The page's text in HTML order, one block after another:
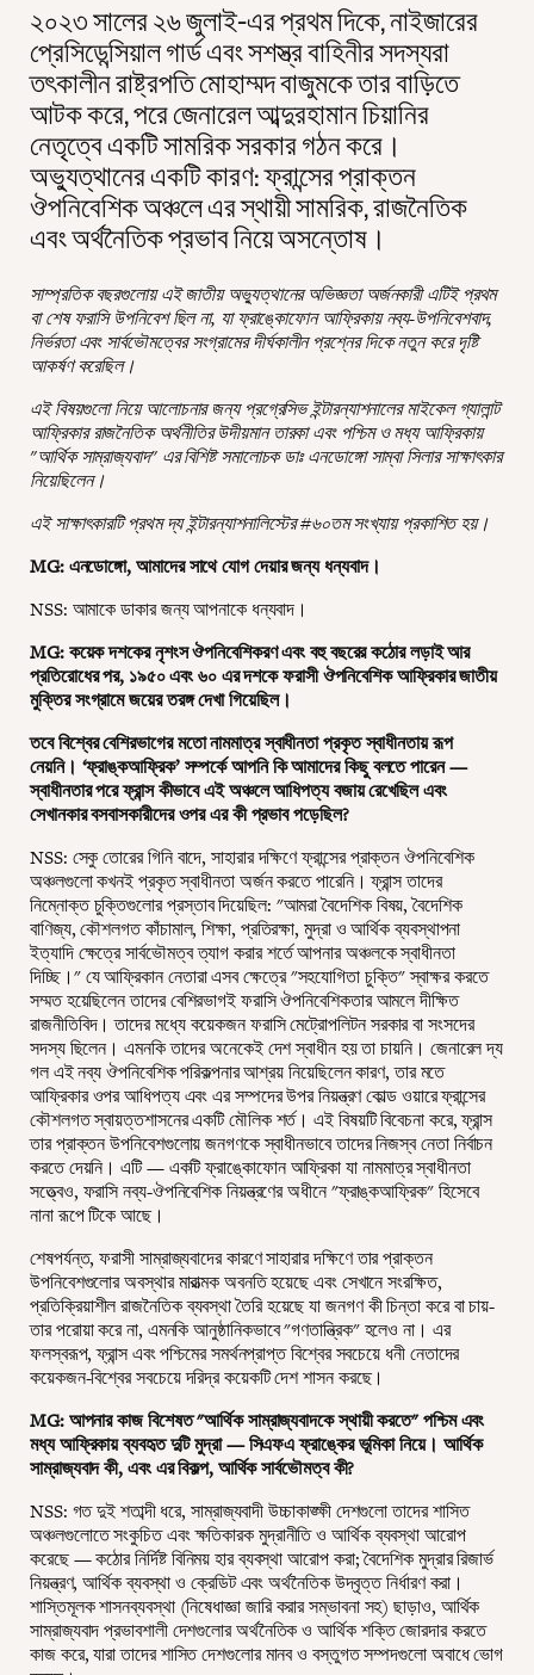
২০২৩ সালের ২৬ জুলাই-এর প্রথম দিকে, নাইজারের
প্রেসিডেন্সিয়াল গার্ড এবং সশস্ত্র বাহিনীর সদস্যরা
তৎকালীন রাষ্ট্রপতি মোহাম্মদ বাজুমকে তার বাড়িতে
আটক করে, পরে জেনারেল আব্দুরহামান চিয়ানির
নেতৃত্বে একটি সামরিক সরকার গঠন করে।
অভ্যুত্থানের একটি কারণ: ফ্রান্সের প্রাক্তন
ঔপনিবেশিক অঞ্চলে এর স্থায়ী সামরিক, রাজনৈতিক
এবং অর্থনৈতিক প্রভাব নিয়ে অসন্তোষ।
সাম্প্রতিক বছরগুলোয় এই জাতীয় অভ্যুত্থানের অভিজ্ঞতা অর্জনকারী এটিই প্রথম
বা শেষ ফরাসি উপনিবেশ ছিল না, যা ফ্রাঙ্কোফোন আফ্রিকায় নব্য-উপনিবেশবাদ,
নির্ভরতা এবং সার্বভৌমত্বের সংগ্রামের দীর্ঘকালীন প্রশ্নের দিকে নতুন করে দৃষ্টি
আকর্ষণ করেছিল।
এই বিষয়গুলো নিয়ে আলোচনার জন্য প্রগ্রেসিভ ইন্টারন্যাশনালের মাইকেল গ্যালান্ট
আফ্রিকার রাজনৈতিক অর্থনীতির উদীয়মান তারকা এবং পশ্চিম ও মধ্য আফ্রিকায়
"আর্থিক সাম্রাজ্যবাদ" এর বিশিষ্ট সমালোচক ডাঃ এনডোঙ্গো সাম্বা সিলার সাক্ষাৎকার
নিয়েছিলেন।
এই সাক্ষাৎকারটি প্রথম দ্য ইন্টারন্যাশনালিস্টের #৬০তম সংখ্যায় প্রকাশিত হয়।
MG: এনডোঙ্গো, আমাদের সাথে যোগ দেয়ার জন্য ধন্যবাদ।
NSS: আমাকে ডাকার জন্য আপনাকে ধন্যবাদ।
MG: কয়েক দশকের নৃশংস ঔপনিবেশিকরণ এবং বহু বছরের কঠোর লড়াই আর
প্রতিরোধের পর, ১৯৫০ এবং ৬০ এর দশকে ফরাসী ঔপনিবেশিক আফ্রিকার জাতীয়
মুক্তির সংগ্রামে জয়ের তরঙ্গ দেখা গিয়েছিল।
তবে বিশ্বের বেশিরভাগের মতো নামমাত্র স্বাধীনতা প্রকৃত স্বাধীনতায় রূপ
নেয়নি। ‘ফ্রাঙ্কআফ্রিক’ সম্পর্কে আপনি কি আমাদের কিছু বলতে পারেন —
স্বাধীনতার পরে ফ্রান্স কীভাবে এই অঞ্চলে আধিপত্য বজায় রেখেছিল এবং
সেখানকার বসবাসকারীদের ওপর এর কী প্রভাব পড়েছিল?
NSS: সেকু তোরের গিনি বাদে, সাহারার দক্ষিণে ফ্রান্সের প্রাক্তন ঔপনিবেশিক
অঞ্চলগুলো কখনই প্রকৃত স্বাধীনতা অর্জন করতে পারেনি। ফ্রান্স তাদের
নিম্নোক্ত চুক্তিগুলোর প্রস্তাব দিয়েছিল: "আমরা বৈদেশিক বিষয়, বৈদেশিক
বাণিজ্য, কৌশলগত কাঁচামাল, শিক্ষা, প্রতিরক্ষা, মুদ্রা ও আর্থিক ব্যবস্থাপনা
ইত্যাদি ক্ষেত্রে সার্বভৌমত্ব ত্যাগ করার শর্তে আপনার অঞ্চলকে স্বাধীনতা
দিচ্ছি।" যে আফ্রিকান নেতারা এসব ক্ষেত্রে "সহযোগিতা চুক্তি" স্বাক্ষর করতে
সম্মত হয়েছিলেন তাদের বেশিরভাগই ফরাসি ঔপনিবেশিকতার আমলে দীক্ষিত
রাজনীতিবিদ। তাদের মধ্যে কয়েকজন ফরাসি মেট্রোপলিটন সরকার বা সংসদের
সদস্য ছিলেন। এমনকি তাদের অনেকেই দেশ স্বাধীন হয় তা চায়নি। জেনারেল দ্য
গল এই নব্য ঔপনিবেশিক পরিকল্পনার আশ্রয় নিয়েছিলেন কারণ, তার মতে
আফ্রিকার ওপর আধিপত্য এবং এর সম্পদের উপর নিয়ন্ত্রণ কোল্ড ওয়ারে ফ্রান্সের
কৌশলগত স্বায়ত্তশাসনের একটি মৌলিক শর্ত। এই বিষয়টি বিবেচনা করে, ফ্রান্স
তার প্রাক্তন উপনিবেশগুলোয় জনগণকে স্বাধীনভাবে তাদের নিজস্ব নেতা নির্বাচন
করতে দেয়নি। এটি — একটি ফ্রাঙ্কোফোন আফ্রিকা যা নামমাত্র স্বাধীনতা
সত্ত্বেও, ফরাসি নব্য-ঔপনিবেশিক নিয়ন্ত্রণের অধীনে "ফ্রাঙ্কআফ্রিক" হিসেবে
নানা রূপে টিকে আছে।
শেষপর্যন্ত, ফরাসী সাম্রাজ্যবাদের কারণে সাহারার দক্ষিণে তার প্রাক্তন
উপনিবেশগুলোর অবস্থার মারাত্মক অবনতি হয়েছে এবং সেখানে সংরক্ষিত,
প্রতিক্রিয়াশীল রাজনৈতিক ব্যবস্থা তৈরি হয়েছে যা জনগণ কী চিন্তা করে বা চায়-
তার পরোয়া করে না, এমনকি আনুষ্ঠানিকভাবে "গণতান্ত্রিক" হলেও না। এর
ফলস্বরূপ, ফ্রান্স এবং পশ্চিমের সমর্থনপ্রাপ্ত বিশ্বের সবচেয়ে ধনী নেতাদের
কয়েকজন-বিশ্বের সবচেয়ে দরিদ্র কয়েকটি দেশ শাসন করছে।
MG: আপনার কাজ বিশেষত "আর্থিক সাম্রাজ্যবাদকে স্থায়ী করতে" পশ্চিম এবং
মধ্য আফ্রিকায় ব্যবহৃত দুটি মুদ্রা — সিএফএ ফ্রাঙ্কের ভূমিকা নিয়ে। আর্থিক
সাম্রাজ্যবাদ কী, এবং এর বিকল্প, আর্থিক সার্বভৌমত্ব কী?
NSS: গত দুই শতাব্দী ধরে, সাম্রাজ্যবাদী উচ্চাকাঙ্ক্ষী দেশগুলো তাদের শাসিত
অঞ্চলগুলোতে সংকুচিত এবং ক্ষতিকারক মুদ্রানীতি ও আর্থিক ব্যবস্থা আরোপ
করেছে — কঠোর নির্দিষ্ট বিনিময় হার ব্যবস্থা আরোপ করা; বৈদেশিক মুদ্রার রিজার্ভ
নিয়ন্ত্রণ, আর্থিক ব্যবস্থা ও ক্রেডিট এবং অর্থনৈতিক উদ্বৃত্ত নির্ধারণ করা।
শাস্তিমূলক শাসনব্যবস্থা (নিষেধাজ্ঞা জারি করার সম্ভাবনা সহ) ছাড়াও, আর্থিক
সাম্রাজ্যবাদ প্রভাবশালী দেশগুলোর অর্থনৈতিক ও আর্থিক শক্তি জোরদার করতে
কাজ করে, যারা তাদের শাসিত দেশগুলোর মানব ও বস্তুগত সম্পদগুলো অবাধে ভোগ